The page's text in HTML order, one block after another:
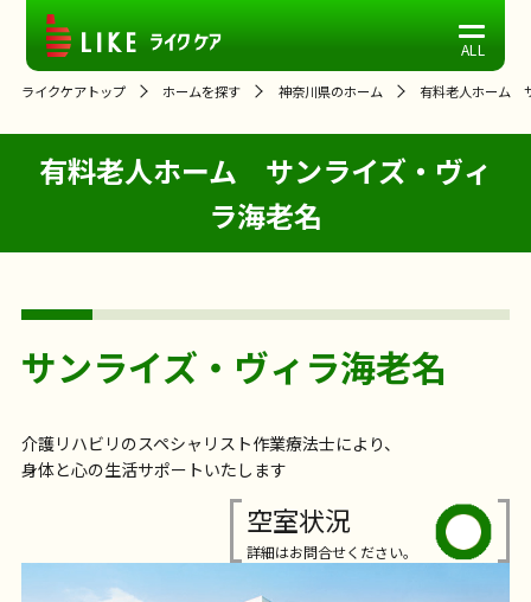
ライクケアトップ ホームを探す 神奈川県のホーム 有料老人ホーム
有料老人ホーム サンライズ・ヴィ
ラ海老名
サンライズ・ヴィラ海老名
介護リハビリのスペシャリスト作業療法士により、
身体と心の生活サポートいたします
空室状況
詳細はお問合せください。